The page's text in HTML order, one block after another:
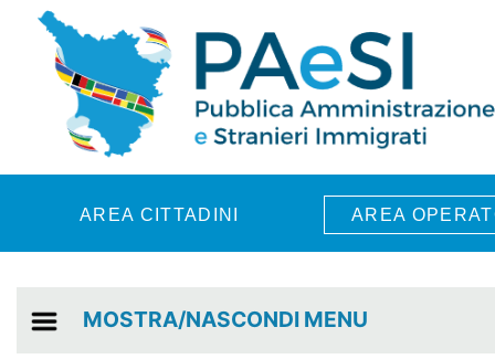
Skip to main content
AREA CITTADINI AREA
MOSTRA/NASCONDI MENU